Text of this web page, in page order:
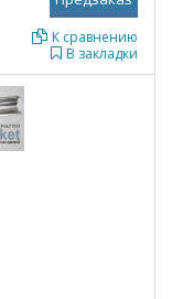
В закладки
К сравнению